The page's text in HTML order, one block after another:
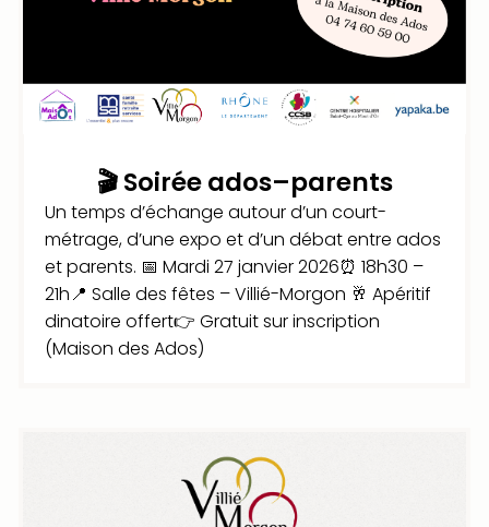
🎬 Soirée ados–parents
Un temps d’échange autour d’un court-
métrage, d’une expo et d’un débat entre ados
et parents. 📅 Mardi 27 janvier 2026⏰ 18h30 –
21h📍 Salle des fêtes – Villié-Morgon 🥂 Apéritif
dinatoire offert👉 Gratuit sur inscription
(Maison des Ados)